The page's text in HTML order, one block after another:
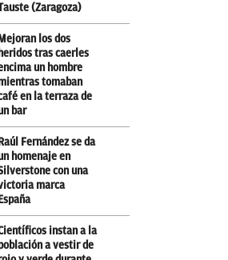
(Zaragoza)
Mejoran los dos
heridos tras caerles
un hombre
tomaban
en la terraza de
bar
Raúl Fernández se da
homenaje en
con una
marca
España
instan a la
a vestir de